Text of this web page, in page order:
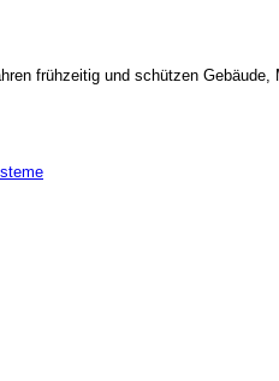
frühzeitig und schützen